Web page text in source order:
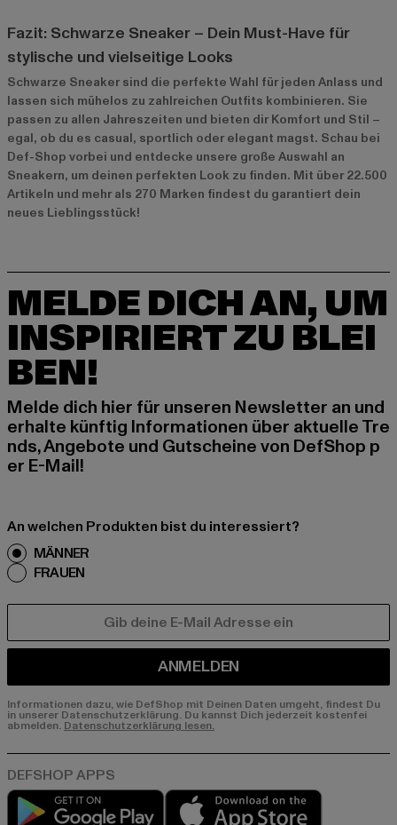
Fazit: Schwarze Sneaker – Dein Must-Have für
stylische und vielseitige Looks
Schwarze Sneaker sind die perfekte Wahl für jeden Anlass und
lassen sich mühelos zu zahlreichen Outfits kombinieren. Sie
passen zu allen Jahreszeiten und bieten dir Komfort und Stil –
egal, ob du es casual, sportlich oder elegant magst. Schau bei
Def-Shop vorbei und entdecke unsere große Auswahl an
Sneakern, um deinen perfekten Look zu finden. Mit über 22.500
Artikeln und mehr als 270 Marken findest du garantiert dein
neues Lieblingsstück!
MELDE DICH AN, UM
INSPIRIERT ZU BLEI
BEN!
Melde dich hier für unseren Newsletter an und
erhalte künftig Informationen über aktuelle Tre
nds, Angebote und Gutscheine von DefShop p
er E-Mail!
An welchen Produkten bist du interessiert?
MÄNNER
FRAUEN
ANMELDEN
Informationen dazu, wie DefShop mit Deinen Daten umgeht, findest Du
in unserer Datenschutzerklärung. Du kannst Dich jederzeit kostenfei
abmelden. Datenschutzerklärung lesen.
Play market